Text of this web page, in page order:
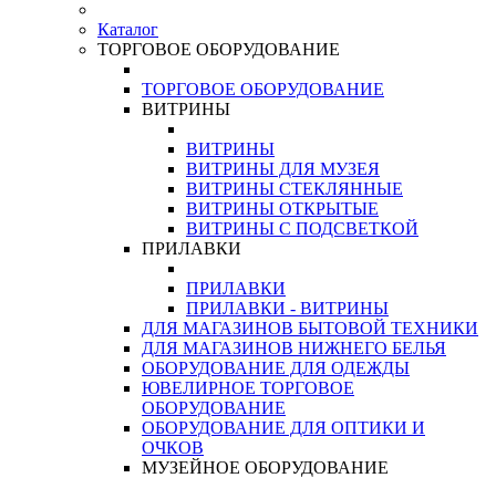
Каталог
ТОРГОВОЕ ОБОРУДОВАНИЕ
ТОРГОВОЕ ОБОРУДОВАНИЕ
ВИТРИНЫ
ВИТРИНЫ
ВИТРИНЫ ДЛЯ МУЗЕЯ
ВИТРИНЫ СТЕКЛЯННЫЕ
ВИТРИНЫ ОТКРЫТЫЕ
ВИТРИНЫ С ПОДСВЕТКОЙ
ПРИЛАВКИ
ПРИЛАВКИ
ПРИЛАВКИ - ВИТРИНЫ
ДЛЯ МАГАЗИНОВ БЫТОВОЙ ТЕХНИКИ
ДЛЯ МАГАЗИНОВ НИЖНЕГО БЕЛЬЯ
ОБОРУДОВАНИЕ ДЛЯ ОДЕЖДЫ
ЮВЕЛИРНОЕ ТОРГОВОЕ
ОБОРУДОВАНИЕ
ОБОРУДОВАНИЕ ДЛЯ ОПТИКИ И
ОЧКОВ
МУЗЕЙНОЕ ОБОРУДОВАНИЕ